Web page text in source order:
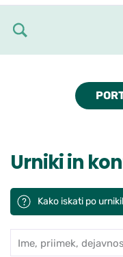
Urniki in
Kako iskati po
Iskanje po
Ime, priimek,